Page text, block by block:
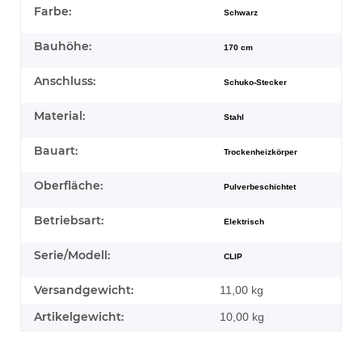
Farbe: Schwarz
Bauhöhe: 170 cm
Anschluss: Schuko-Stecker
Material: Stahl
Bauart: Trockenheizkörper
Oberfläche: Pulverbeschichtet
Betriebsart: Elektrisch
Serie/Modell: CLIP
Versandgewicht: 11,00 kg
Artikelgewicht: 10,00 kg